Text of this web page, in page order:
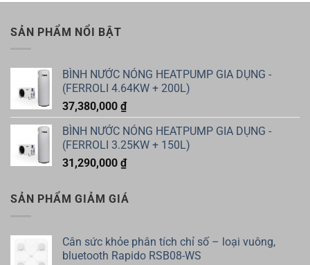
SẢN PHẨM NỔI BẬT
BÌNH NƯỚC NÓNG HEATPUMP GIA DỤNG -
(FERROLI 4.64KW + 200L)
37,380,000 ₫
BÌNH NƯỚC NÓNG HEATPUMP GIA DỤNG -
(FERROLI 3.25KW + 150L)
31,290,000 ₫
SẢN PHẨM GIẢM GIÁ
Cân sức khỏe phân tích chỉ số – loại vuông,
bluetooth Rapido RSB08-WS